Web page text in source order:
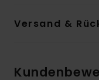
Versand &